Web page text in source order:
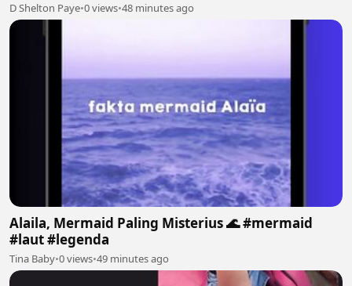
D Shelton Paye•0 views•48 minutes ago
Alaila, Mermaid Paling Misterius 🌊 #mermaid
#laut #legenda
Tina Baby•0 views•49 minutes ago